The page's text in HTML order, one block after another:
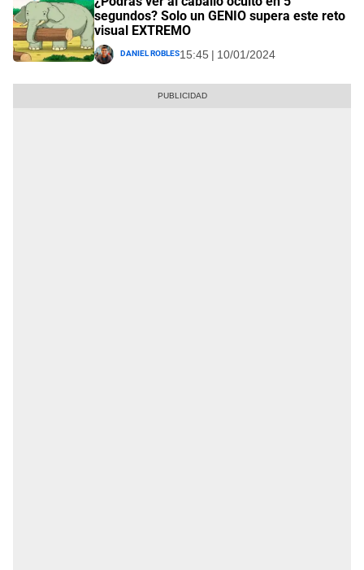
segundos? Solo un GENIO supera este reto
visual EXTREMO
Daniel Robles15:45 | 10/01/2024